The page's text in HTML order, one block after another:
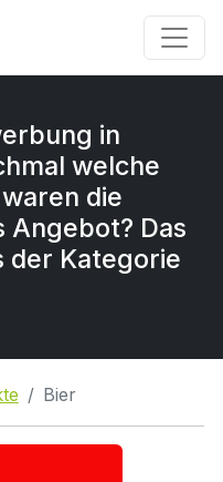
in
welche
die
Angebot? Das
der Kategorie
Bier